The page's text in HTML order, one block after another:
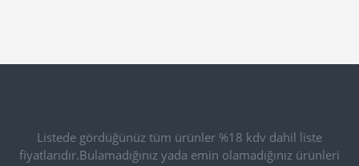
Listede gördüğünüz tüm ürünler %18 kdv dahil liste
fiyatlarıdır.Bulamadığınız yada emin olamadığınız ürünleri